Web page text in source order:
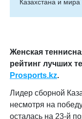
Казахстана и мира
Женская
рейтинг лучших
Prosports.kz.
Л идер сборной
несмотря на
осталась на 23-й